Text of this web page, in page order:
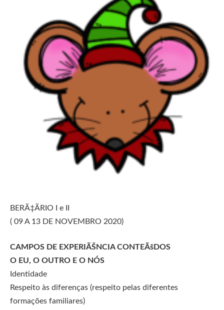
BERÃ‡ÃRIO I e II
( 09 A 13 DE NOVEMBRO 2020)
CAMPOS DE EXPERIÃŠNCIA CONTEÃšDOS
O EU, O OUTRO E O NÓS
Identidade
Respeito às diferenças (respeito pelas diferentes
formações familiares)